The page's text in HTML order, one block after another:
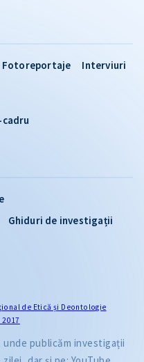
Ghiduri de investigații
Fotoreportaje
Interviuri
de Etică și Deontologie
publicăm investigații